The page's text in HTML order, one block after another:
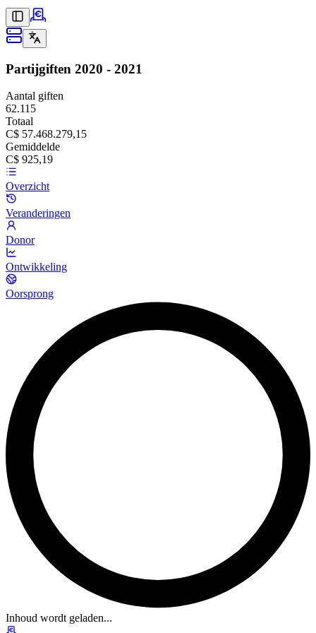
Partijgiften 2020 - 2021
Aantal giften
62.115
Totaal
C$ 57.468.279,15
Gemiddelde
C$ 925,19
Overzicht
Veranderingen
Donor
Ontwikkeling
Oorsprong
Inhoud wordt geladen...